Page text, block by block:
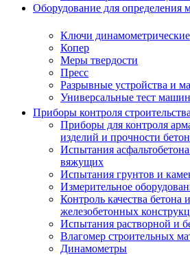
Оборудование для определения
Ключи динамометрические
Копер
Меры твердости
Пресс
Разрывные устройства и
Универсальные тест
Приборы контроля строительства
Приборы для контроля
изделий и прочности
Испытания
вяжущих
Испытания грунтов и
Измерительное
Контроль качества бетона
железобетонных
Испытания растворной и
Влагомер строительных
Динамометры